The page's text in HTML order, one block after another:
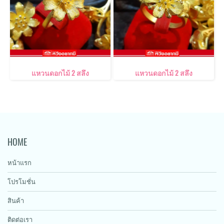
แหวนดอกไม้ 2 สลึง แหวนดอกไม้ 2 สลึง
HOME
หน้าแรก
โปรโมชั่น
สินค้า
ติดต่อเรา